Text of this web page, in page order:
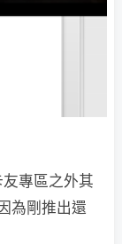
專區之外其
為剛推出還